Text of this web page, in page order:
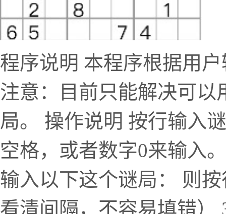
程序说明 本程序根据用
注意：目前只能解决可
局。 操作说明 按行输入
空格，或者数字0来输入
输入以下这个谜局： 则
看清间隔，不容易填错）